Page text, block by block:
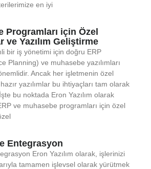
en iyi
Programları için Özel
ve Yazılım Geliştirme
bir iş yönetimi için doğru ERP
Planning) ve muhasebe yazılımları
Ancak her işletmenin özel
yazılımlar bu ihtiyaçları tam olarak
bu noktada Eron Yazılım olarak
ve muhasebe programları için özel
Entegrasyon
Eron Yazılım olarak, işlerinizi
tamamen işlevsel olarak yürütmek